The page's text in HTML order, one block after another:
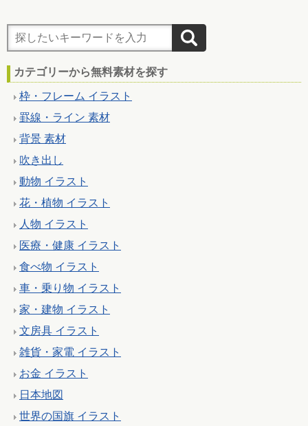
カテゴリーから無料素材を探す
枠・フレーム イラスト
罫線・ライン 素材
背景 素材
吹き出し
動物 イラスト
花・植物 イラスト
人物 イラスト
医療・健康 イラスト
食べ物 イラスト
車・乗り物 イラスト
家・建物 イラスト
文房具 イラスト
雑貨・家電 イラスト
お金 イラスト
日本地図
世界の国旗 イラスト